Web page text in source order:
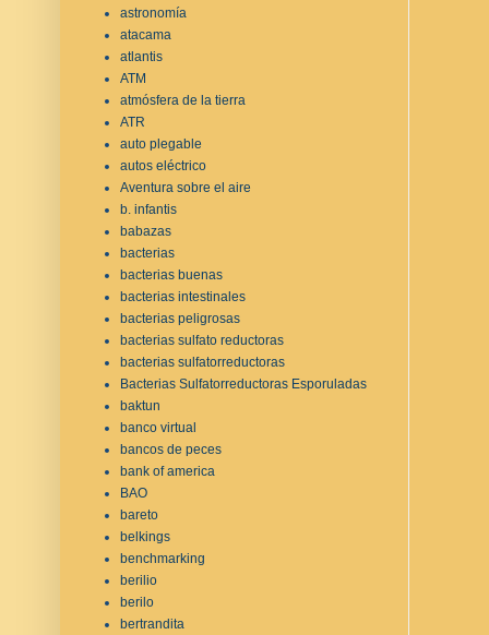
astronomía
atacama
atlantis
ATM
atmósfera de la tierra
ATR
auto plegable
autos eléctrico
Aventura sobre el aire
b. infantis
babazas
bacterias
bacterias buenas
bacterias intestinales
bacterias peligrosas
bacterias sulfato reductoras
bacterias sulfatorreductoras
Bacterias Sulfatorreductoras Esporuladas
baktun
banco virtual
bancos de peces
bank of america
BAO
bareto
belkings
benchmarking
berilio
berilo
bertrandita